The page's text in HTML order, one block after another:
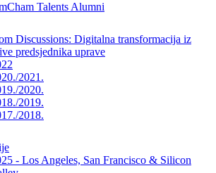
Talents Alumni
Discussions: Digitalna transformacija iz
predsjednika uprave
2021.
2020.
2019.
2018.
- Los Angeles, San Francisco & Silicon